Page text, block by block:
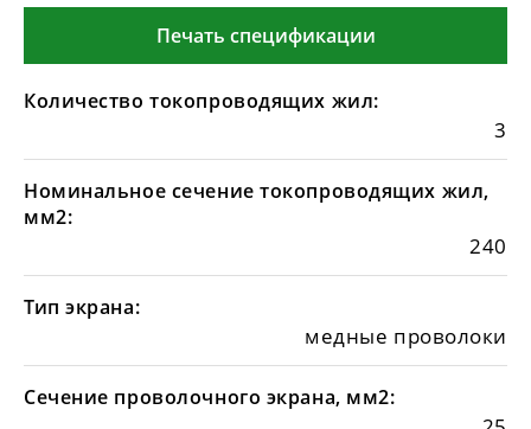
Печать спецификации
Количество токопроводящих жил:
3
Номинальное сечение токопроводящих жил,
мм2:
240
Тип экрана:
медные проволоки
Сечение проволочного экрана, мм2: